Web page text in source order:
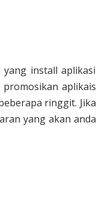
install aplikasi
promosikan aplikais
ringgit. Jika
yang akan anda